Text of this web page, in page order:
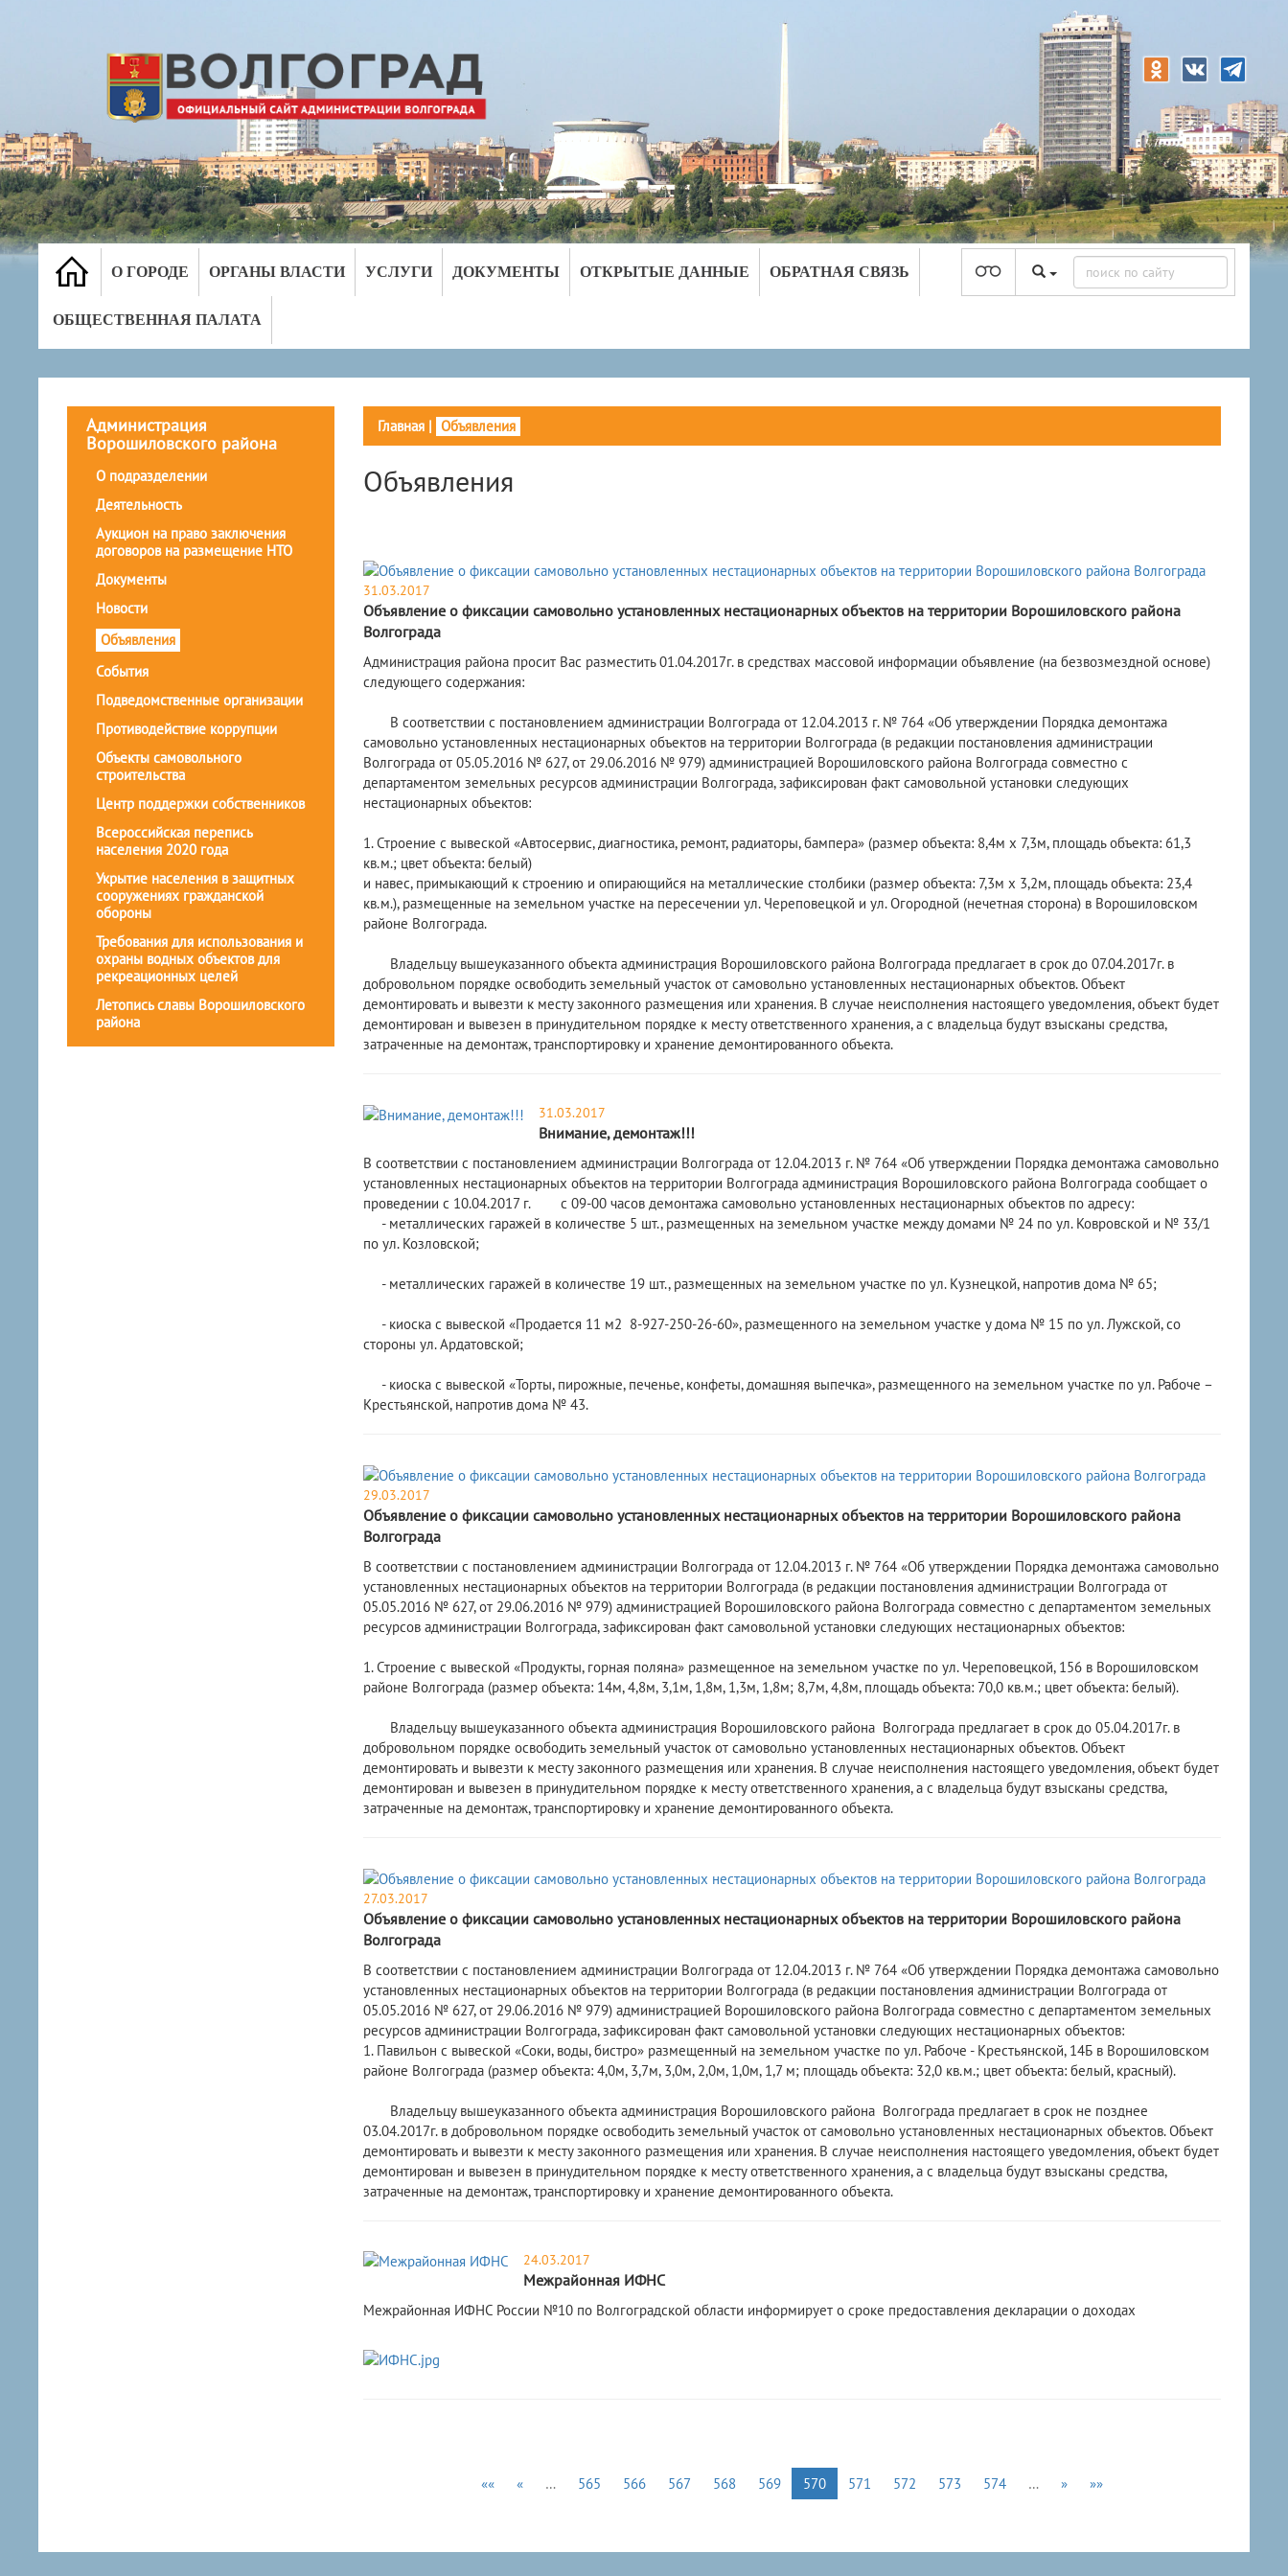
О ГОРОДЕ ОРГАНЫ ВЛАСТИ УСЛУГИ ДОКУМЕНТЫ ОТКРЫТЫЕ ДАННЫЕ ОБРАТНАЯ СВЯЗЬ
ОБЩЕСТВЕННАЯ ПАЛАТА
Администрация
Ворошиловского района
О подразделении
Деятельность
Аукцион на право заключения
договоров на размещение НТО
Документы
Новости
Объявления
События
Подведомственные организации
Противодействие коррупции
Объекты самовольного
строительства
Центр поддержки собственников
Всероссийская перепись
населения 2020 года
Укрытие населения в защитных
сооружениях гражданской
обороны
Требования для использования и
охраны водных объектов для
рекреационных целей
Летопись славы Ворошиловского
района
Главная| Объявления
Объявления
31.03.2017
Объявление о фиксации самовольно установленных нестационарных объектов на территории Ворошиловского района
Волгограда
Администрация района просит Вас разместить 01.04.2017г. в средствах массовой информации объявление (на безвозмездной основе)
следующего содержания:
В соответствии с постановлением администрации Волгограда от 12.04.2013 г. № 764 «Об утверждении Порядка демонтажа
самовольно установленных нестационарных объектов на территории Волгограда (в редакции постановления администрации
Волгограда от 05.05.2016 № 627, от 29.06.2016 № 979) администрацией Ворошиловского района Волгограда совместно с
департаментом земельных ресурсов администрации Волгограда, зафиксирован факт самовольной установки следующих
нестационарных объектов:
1. Строение с вывеской «Автосервис, диагностика, ремонт, радиаторы, бампера» (размер объекта: 8,4м х 7,3м, площадь объекта: 61,3
кв.м.; цвет объекта: белый)
и навес, примыкающий к строению и опирающийся на металлические столбики (размер объекта: 7,3м х 3,2м, площадь объекта: 23,4
кв.м.), размещенные на земельном участке на пересечении ул. Череповецкой и ул. Огородной (нечетная сторона) в Ворошиловском
районе Волгограда.
Владельцу вышеуказанного объекта администрация Ворошиловского района Волгограда предлагает в срок до 07.04.2017г. в
добровольном порядке освободить земельный участок от самовольно установленных нестационарных объектов. Объект
демонтировать и вывезти к месту законного размещения или хранения. В случае неисполнения настоящего уведомления, объект будет
демонтирован и вывезен в принудительном порядке к месту ответственного хранения, а с владельца будут взысканы средства,
затраченные на демонтаж, транспортировку и хранение демонтированного объекта.
31.03.2017
Внимание, демонтаж!!!
В соответствии с постановлением администрации Волгограда от 12.04.2013 г. № 764 «Об утверждении Порядка демонтажа самовольно
установленных нестационарных объектов на территории Волгограда администрация Ворошиловского района Волгограда сообщает о
проведении с 10.04.2017 г. с 09-00 часов демонтажа самовольно установленных нестационарных объектов по адресу:
- металлических гаражей в количестве 5 шт., размещенных на земельном участке между домами № 24 по ул. Ковровской и № 33/1
по ул. Козловской;
- металлических гаражей в количестве 19 шт., размещенных на земельном участке по ул. Кузнецкой, напротив дома № 65;
- киоска с вывеской «Продается 11 м2 8-927-250-26-60», размещенного на земельном участке у дома № 15 по ул. Лужской, со
стороны ул. Ардатовской;
- киоска с вывеской «Торты, пирожные, печенье, конфеты, домашняя выпечка», размещенного на земельном участке по ул. Рабоче –
Крестьянской, напротив дома № 43.
29.03.2017
Объявление о фиксации самовольно установленных нестационарных объектов на территории Ворошиловского района
Волгограда
В соответствии с постановлением администрации Волгограда от 12.04.2013 г. № 764 «Об утверждении Порядка демонтажа самовольно
установленных нестационарных объектов на территории Волгограда (в редакции постановления администрации Волгограда от
05.05.2016 № 627, от 29.06.2016 № 979) администрацией Ворошиловского района Волгограда совместно с департаментом земельных
ресурсов администрации Волгограда, зафиксирован факт самовольной установки следующих нестационарных объектов:
1. Строение с вывеской «Продукты, горная поляна» размещенное на земельном участке по ул. Череповецкой, 156 в Ворошиловском
районе Волгограда (размер объекта: 14м, 4,8м, 3,1м, 1,8м, 1,3м, 1,8м; 8,7м, 4,8м, площадь объекта: 70,0 кв.м.; цвет объекта: белый).
Владельцу вышеуказанного объекта администрация Ворошиловского района Волгограда предлагает в срок до 05.04.2017г. в
добровольном порядке освободить земельный участок от самовольно установленных нестационарных объектов. Объект
демонтировать и вывезти к месту законного размещения или хранения. В случае неисполнения настоящего уведомления, объект будет
демонтирован и вывезен в принудительном порядке к месту ответственного хранения, а с владельца будут взысканы средства,
затраченные на демонтаж, транспортировку и хранение демонтированного объекта.
27.03.2017
Объявление о фиксации самовольно установленных нестационарных объектов на территории Ворошиловского района
Волгограда
В соответствии с постановлением администрации Волгограда от 12.04.2013 г. № 764 «Об утверждении Порядка демонтажа самовольно
установленных нестационарных объектов на территории Волгограда (в редакции постановления администрации Волгограда от
05.05.2016 № 627, от 29.06.2016 № 979) администрацией Ворошиловского района Волгограда совместно с департаментом земельных
ресурсов администрации Волгограда, зафиксирован факт самовольной установки следующих нестационарных объектов:
1. Павильон с вывеской «Соки, воды, бистро» размещенный на земельном участке по ул. Рабоче - Крестьянской, 14Б в Ворошиловском
районе Волгограда (размер объекта: 4,0м, 3,7м, 3,0м, 2,0м, 1,0м, 1,7 м; площадь объекта: 32,0 кв.м.; цвет объекта: белый, красный).
Владельцу вышеуказанного объекта администрация Ворошиловского района Волгограда предлагает в срок не позднее
03.04.2017г. в добровольном порядке освободить земельный участок от самовольно установленных нестационарных объектов. Объект
демонтировать и вывезти к месту законного размещения или хранения. В случае неисполнения настоящего уведомления, объект будет
демонтирован и вывезен в принудительном порядке к месту ответственного хранения, а с владельца будут взысканы средства,
затраченные на демонтаж, транспортировку и хранение демонтированного объекта.
24.03.2017
Межрайонная ИФНС
Межрайонная ИФНС России №10 по Волгоградской области информирует о сроке предоставления декларации о доходах
«« « … 565 566 567 568 569 570 571 572 573 574 … » »»